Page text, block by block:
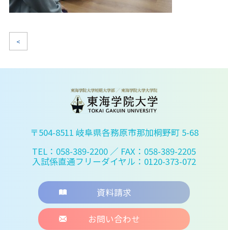
<
〒504-8511 岐阜県各務原市那加桐野町 5-68
TEL：058-389-2200 ／ FAX：058-389-2205
入試係直通フリーダイヤル：0120-373-072
資料請求
お問い合わせ